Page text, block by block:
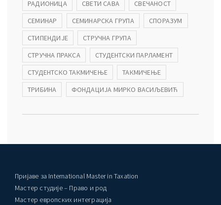
РАДИОНИЦА
СВЕТИ САВА
СВЕЧАНОСТ
СЕМИНАР
СЕМИНАРСКА ГРУПА
СПОРАЗУМ
СТИПЕНДИЈЕ
СТРУЧНА ГРУПА
СТРУЧНА ПРАКСА
СТУДЕНТСКИ ПАРЛАМЕНТ
СТУДЕНТСКО ТАКМИЧЕЊЕ
ТАКМИЧЕЊЕ
ТРИБИНА
ФОНДАЦИЈА МИРКО ВАСИЉЕВИЋ
Пријаве за International Master in Taxation
Мастер студије – Право и род
Мастер европских интеграција